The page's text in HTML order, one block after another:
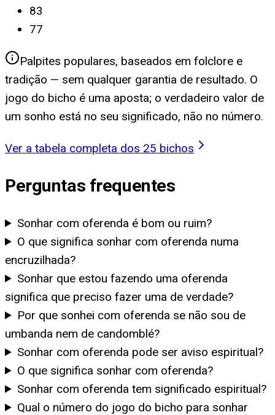
83
77
Palpites populares, baseados em folclore e
tradição — sem qualquer garantia de resultado. O
jogo do bicho é uma aposta; o verdadeiro valor de
um sonho está no seu significado, não no número.
Ver a tabela completa dos 25 bichos
Perguntas frequentes
Sonhar com oferenda é bom ou ruim?
O que significa sonhar com oferenda numa
encruzilhada?
Sonhar que estou fazendo uma oferenda
significa que preciso fazer uma de verdade?
Por que sonhei com oferenda se não sou de
umbanda nem de candomblé?
Sonhar com oferenda pode ser aviso espiritual?
O que significa sonhar com oferenda?
Sonhar com oferenda tem significado espiritual?
Qual o número do jogo do bicho para sonhar